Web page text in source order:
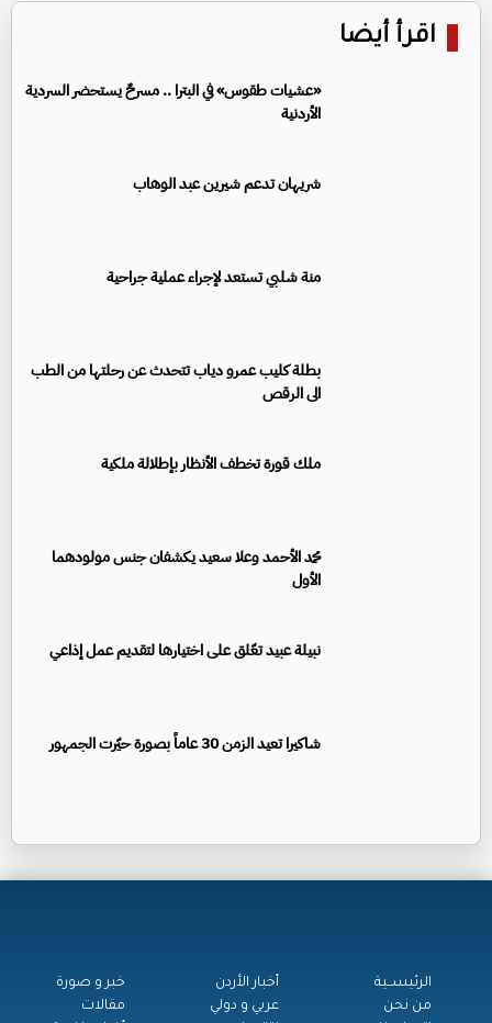
اقرأ أيضا
«عشيات طقوس» في البترا .. مسرحٌ يستحضر السردية
الأردنية
شريهان تدعم شيرين عبد الوهاب
منة شلبي تستعد لإجراء عملية جراحية
بطلة كليب عمرو دياب تتحدث عن رحلتها من الطب
الى الرقص
ملك قورة تخطف الأنظار بإطلالة ملكية
محمد الأحمد وعلا سعيد يكشفان جنس مولودهما
الأول
نبيلة عبيد تعّلق على اختيارها لتقديم عمل إذاعي
شاكيرا تعيد الزمن 30 عاماً بصورة حيّرت الجمهور
الرئيســية
من نحن
أخبار الأردن
عربي و دولي
خبر و صورة
مقالات